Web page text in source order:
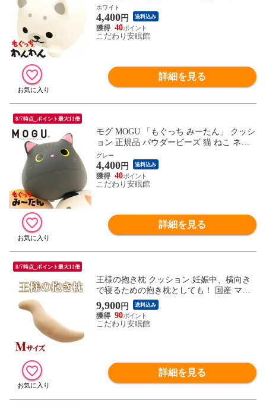
柴犬 いぬ ぬいぐるみ (横27X縦29X奥行40c
m ホワイト)【10I-WANWAN-WH】
ホワイト
4,400円 送料込み
40
こだわり安眠館
詳細を見る
8/7時点_ポイント最大11倍
モグ MOGU 「もぐっち みーたん」 クッシ
ョン 正規品 パウダービーズ 猫 ねこ ネコ
(ヨコ29×タテ24×奥行35cm グレー)【10I-MI
-TAN-GY】
グレー
4,400円 送料込み
40
こだわり安眠館
詳細を見る
8/7時点_ポイント最大11倍
王様の抱き枕 クッション 妊娠中、横向き
で寝るための抱き枕としても！ 国産 マタ
ニティ ママの抱き枕 洗える 手洗い リラッ
クス 抱きまくら 新生活 一人暮らし 春抱き
枕 ギフト (Mサイズ/30×110×20cm ベージ
9,900円 送料込み
90
こだわり安眠館
詳細を見る